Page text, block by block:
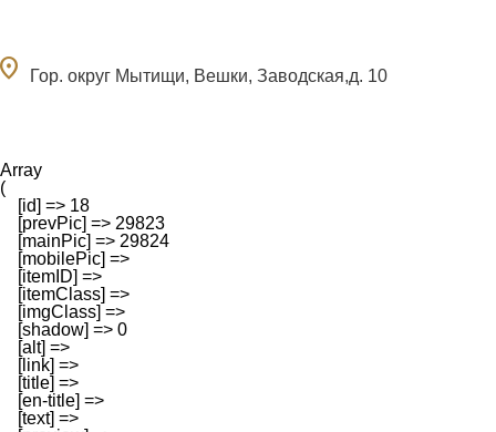
Гор. округ Мытищи, Вешки, Заводская,д. 10
Array
(
    [id] => 18
    [prevPic] => 29823
    [mainPic] => 29824
    [mobilePic] =>
    [itemID] =>
    [itemClass] =>
    [imgClass] =>
    [shadow] => 0
    [alt] =>
    [link] =>
    [title] =>
    [en-title] =>
    [text] =>